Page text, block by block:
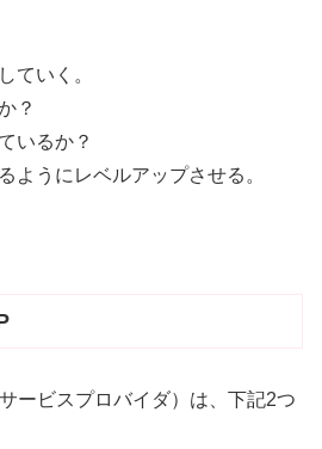
ていく。
？
いるか？
ようにレベルアップさせる。
ービスプロバイダ）は、下記2つ